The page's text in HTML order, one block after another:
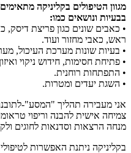
מגוון הטיפולים בקליניקה
בבעיות ונושאים כמו:
• כאבים שונים כגון פריצת דיסק,
ראש, כאבי מחזור ועוד.
• בעיות שונות מערכת העיכול,
• פתיחת חסימות, חידוש ניקוי
• התפתחות רוחנית.
• השגת יעדים ומטרות.
אני מעבירה תהליך "המסע"-
צמיחה אישית להבנה וריפוי
מנחה הרצאות וסדנאות לחוגים
בקליניקה ניתנת האפשרות